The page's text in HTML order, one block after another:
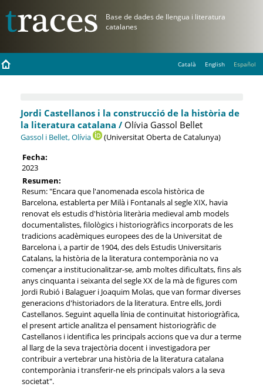
Català English Español
Jordi Castellanos i la construcció de la història de
la literatura catalana /Olívia Gassol Bellet
Gassol i Bellet, Olívia
(Universitat Oberta de Catalunya)
Fecha:
2023
Resumen:
Resum: "Encara que l'anomenada escola històrica de
Barcelona, establerta per Milà i Fontanals al segle XIX, havia
renovat els estudis d'història literària medieval amb models
documentalistes, filològics i historiogràfics incorporats de les
tradicions acadèmiques europees des de la Universitat de
Barcelona i, a partir de 1904, des dels Estudis Universitaris
Catalans, la història de la literatura contemporània no va
començar a institucionalitzar-se, amb moltes dificultats, fins als
anys cinquanta i seixanta del segle XX de la mà de figures com
Jordi Rubió i Balaguer i Joaquim Molas, que van formar diverses
generacions d'historiadors de la literatura. Entre ells, Jordi
Castellanos. Seguint aquella línia de continuïtat historiogràfica,
el present article analitza el pensament historiogràfic de
Castellanos i identifica les principals accions que va dur a terme
al llarg de la seva trajectòria docent i investigadora per
contribuir a vertebrar una història de la literatura catalana
contemporània i transferir-ne els principals valors a la seva
societat".